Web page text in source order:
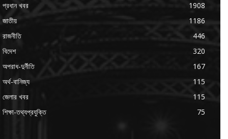
প্রধান খবর
1908
জাতীয়
1186
রাজনীতি
446
বিদেশ
320
অপরাধ-দুর্নীতি
167
অর্থ-বানিজ্য
115
জেলার খবর
115
শিক্ষা-তথ্যপ্রযুক্তি
75